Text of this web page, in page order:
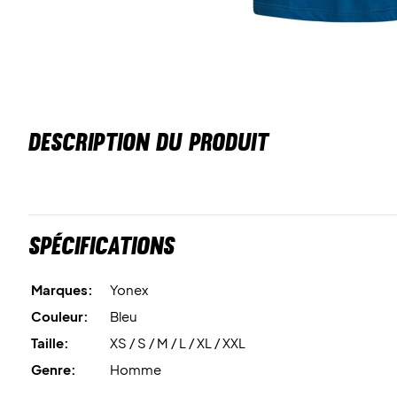
DESCRIPTION DU PRODUIT
Spécifications
Marques:
Yonex
Couleur:
Bleu
Taille:
XS / S / M / L / XL / XXL
Genre:
Homme